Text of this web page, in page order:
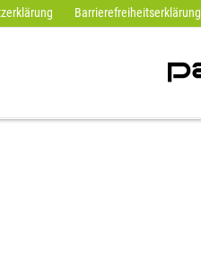
Barrierefreiheitserklärung